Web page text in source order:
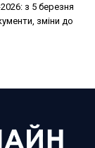
з 5 березня
зміни до